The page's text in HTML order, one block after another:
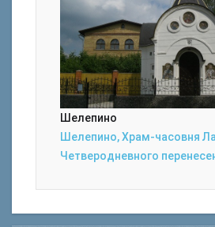
Шелепино
Шелепино, Храм-часовня
Четверодневного